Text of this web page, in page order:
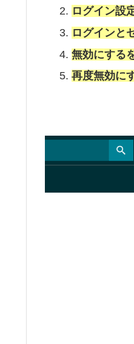
ログイン設
ログインと
無効にする
再度無効に